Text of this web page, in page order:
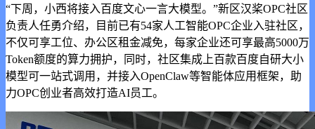
“下周，小西将接入百度文心一言大模型。”新区汉桨OPC社区
负责人任勇介绍，目前已有54家人工智能OPC企业入驻社区，
不仅可享工位、办公区租金减免，每家企业还可享最高5000万
Token额度的算力拥护，同时，社区集成上百款百度自研大小
模型可一站式调用，并接入OpenClaw等智能体应用框架，助
力OPC创业者高效打造AI员工。